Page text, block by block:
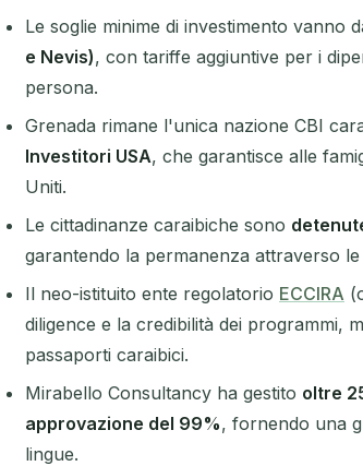
Le soglie minime di investimento vanno
e Nevis), con tariffe aggiuntive per i
persona.
Grenada rimane l'unica nazione CBI
Investitori USA, che garantisce alle
Uniti.
Le cittadinanze caraibiche sono
garantendo la permanenza attraverso
Il neo-istituito ente regolatorio ECCIRA
diligence e la credibilità dei programmi,
passaporti caraibici.
Mirabello Consultancy ha gestito oltre
approvazione del 99%, fornendo una
lingue.